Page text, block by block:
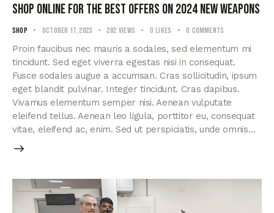
Shop online for the best offers on 2024 new weapons
Shop October 17, 2023 282 Views 0 Likes 0 Comments
Proin faucibus nec mauris a sodales, sed elementum mi
tincidunt. Sed eget viverra egestas nisi in consequat.
Fusce sodales augue a accumsan. Cras sollicitudin, ipsum
eget blandit pulvinar. Integer tincidunt. Cras dapibus.
Vivamus elementum semper nisi. Aenean vulputate
eleifend tellus. Aenean leo ligula, porttitor eu, consequat
vitae, eleifend ac, enim. Sed ut perspiciatis, unde omnis…